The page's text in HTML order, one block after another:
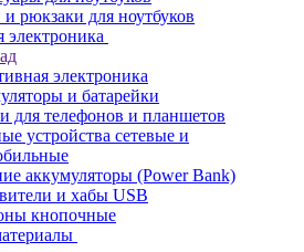
рюкзаки для ноутбуков
электроника
электроника
и батарейки
для телефонов и планшетов
устройства сетевые и
аккумуляторы (Power Bank)
и хабы USB
кнопочные